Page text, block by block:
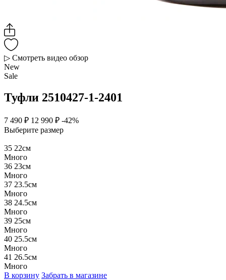
▷ Смотреть видео обзор
New
Sale
Туфли 2510427-1-2401
7 490 ₽ 12 990 ₽ -42%
Выберите размер
35 22см
Много
36 23см
Много
37 23.5см
Много
38 24.5см
Много
39 25см
Много
40 25.5см
Много
41 26.5см
Много
В корзину Забрать в магазине